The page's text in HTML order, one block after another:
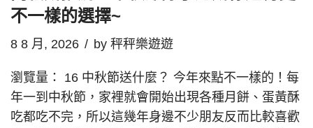
不一樣的選擇~
8 8 月, 2026 by 秤秤樂遊遊
瀏覽量： 16 中秋節送什麼？ 今年來點不一樣的！每
年一到中秋節，家裡就會開始出現各種月餅、蛋黃酥
吃都吃不完，所以這幾年身邊不少朋友反而比較喜歡